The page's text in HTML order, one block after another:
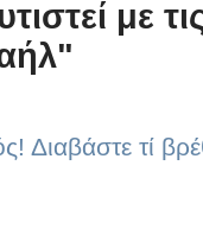
με
Διαβάστε τί